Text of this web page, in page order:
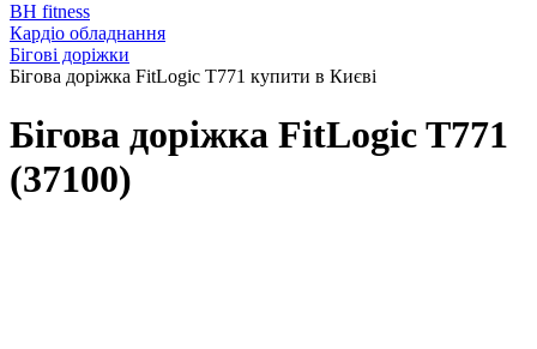
BH fitness
Кардіо обладнання
Бігові доріжки
Бігова доріжка FitLogic T771 купити в Києві
Бігова доріжка FitLogic T771
(37100)